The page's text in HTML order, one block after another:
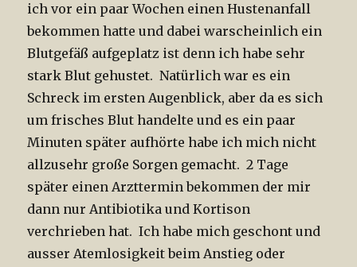
ich vor ein paar Wochen einen Hustenanfall
bekommen hatte und dabei warscheinlich ein
Blutgefäß aufgeplatz ist denn ich habe sehr
stark Blut gehustet. Natürlich war es ein
Schreck im ersten Augenblick, aber da es sich
um frisches Blut handelte und es ein paar
Minuten später aufhörte habe ich mich nicht
allzusehr große Sorgen gemacht. 2 Tage
später einen Arzttermin bekommen der mir
dann nur Antibiotika und Kortison
verchrieben hat. Ich habe mich geschont und
ausser Atemlosigkeit beim Anstieg oder